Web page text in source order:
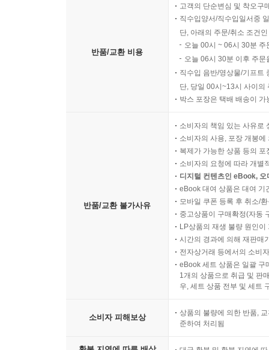
반품/교환 비용
고객의 단순변심 및 착오구
직수입양서/직수입일서중
단, 아래의 주문/취소 조건
오늘 00시 ~ 06시 30분
오늘 06시 30분 이후 주
직수입 음반/영상물/기프트
단, 당일 00시~13시 사이의
박스 포장은 택배 배송이
반품/교환 불가사유
소비자의 책임 있는 사유로
소비자의 사용, 포장 개봉
복제가 가능한 상품 등의
소비자의 요청에 따라 개별
디지털 컨텐츠인 eBook,
eBook 대여 상품은 대여 기
모바일 쿠폰 등록 후 취소/
중고상품이 구매확정(자동
LP상품의 재생 불량 원인
시간의 경과에 의해 재판매
전자상거래 등에서의 소비
eBook 세트 상품은 일괄 구
1개의 상품으로 취급 및 판
우, 세트 상품 전부 및 세트
소비자 피해보상
상품의 불량에 의한 반품,
준하여 처리됨